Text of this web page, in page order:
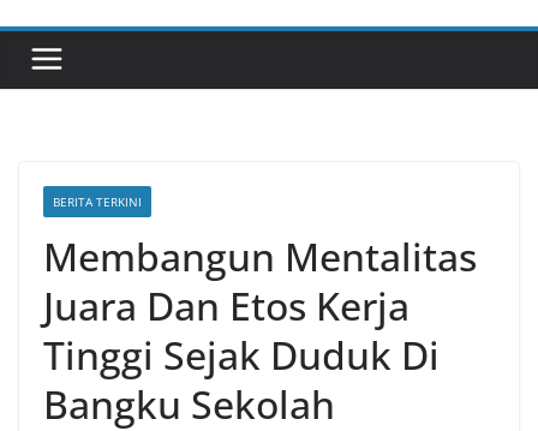
BERITA TERKINI
Membangun Mentalitas
Juara Dan Etos Kerja
Tinggi Sejak Duduk Di
Bangku Sekolah